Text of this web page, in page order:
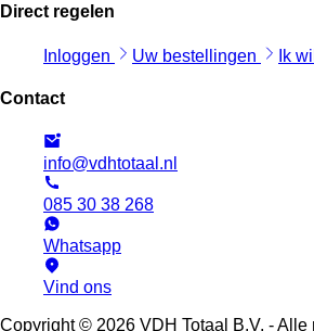
Direct regelen
Inloggen Uw bestellingen Ik
Contact
info@vdhtotaal.nl
085 30 38 268
Whatsapp
Vind ons
Copyright © 2026 VDH Totaal B.V. - Alle